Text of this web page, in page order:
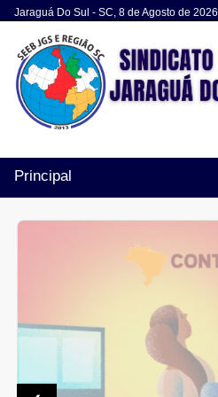
Jaraguá Do Sul - SC, 8 de Agosto de 2026
Principal